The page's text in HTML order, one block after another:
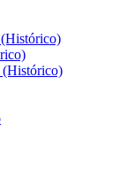
(Histórico)